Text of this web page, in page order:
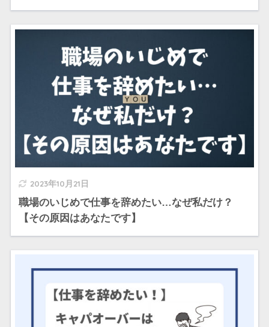
2023年10月21日
職場のいじめで仕事を辞めたい…なぜ私だけ？
【その原因はあなたです】